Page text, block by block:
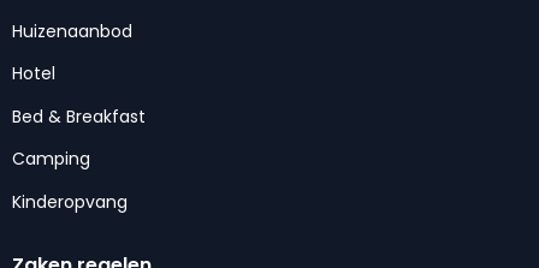
Huizenaanbod
Hotel
Bed & Breakfast
Camping
Kinderopvang